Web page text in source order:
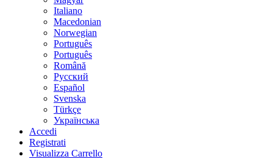
Italiano
Macedonian
Norwegian
Português
Português
Română
Русский
Español
Svenska
Türkçe
Українська
Accedi
Registrati
Visualizza Carrello